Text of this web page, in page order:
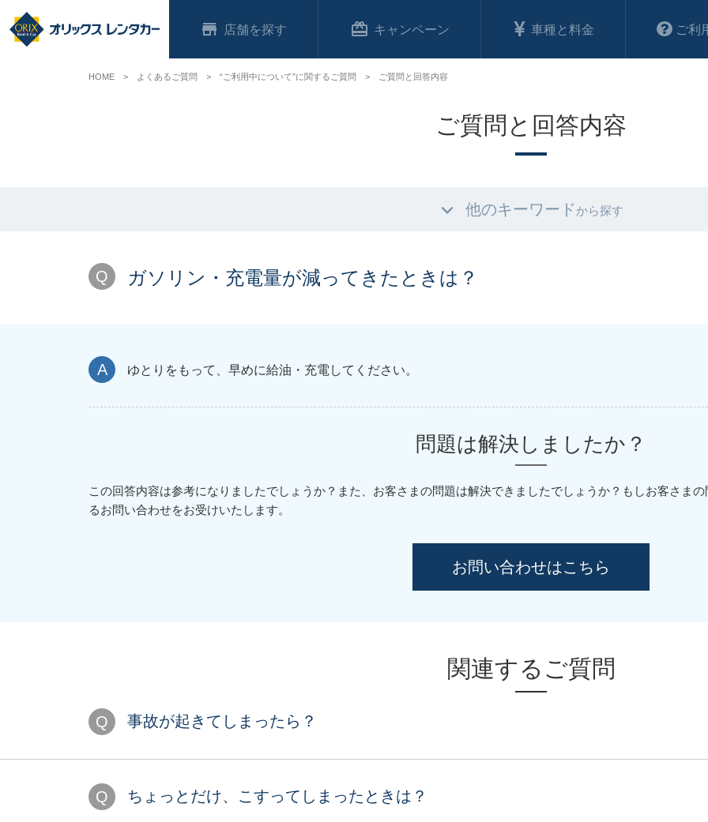
店舗 キャンペーン 車種と料金 ご利
ご質問と回答内容
他のキーワード から探す
ガソリン・充電量が減ってきたときは？
ゆとりをもって、早めに給油・充電してください。
問題は解決しましたか？
この回答内容は参考になりましたでしょうか？また、お客さまの問題は解決できましたでしょうか？ もしお客さま
るお問い合わせをお受けいたします。
お問い合わせはこちら
関連するご質問
事故が起きてしまったら？
ちょっとだけ、こすってしまったときは？
HOME よくあるご質問 “ご利用中について”に関するご質問 ご質問と回答内容